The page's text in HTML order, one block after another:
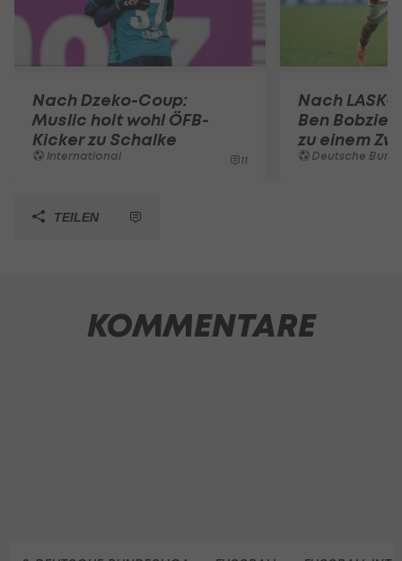
Nach Dzeko-Coup:
Muslic holt wohl ÖFB-
Kicker zu Schalke
International 11
Nach LASK-
Ben
zu einem
Deutsche
TEILEN
KOMMENTARE